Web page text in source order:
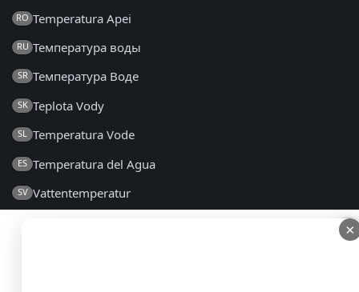
×
RO Temperatura Apei
RU Температура воды
SR Температура Воде
SK Teplota Vody
SL Temperatura Vode
ES Temperatura del Agua
SV Vattentemperatur
×